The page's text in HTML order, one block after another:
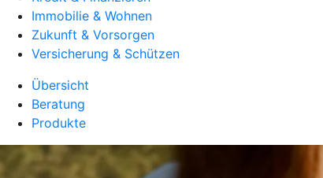
Immobilie & Wohnen
Zukunft & Vorsorgen
Versicherung & Schützen
Übersicht
Beratung
Produkte